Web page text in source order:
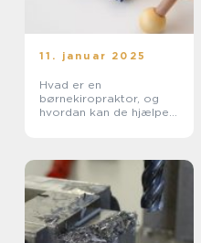
11. januar 2025
Hvad er en
børnekiropraktor, og
hvordan kan de hjælpe